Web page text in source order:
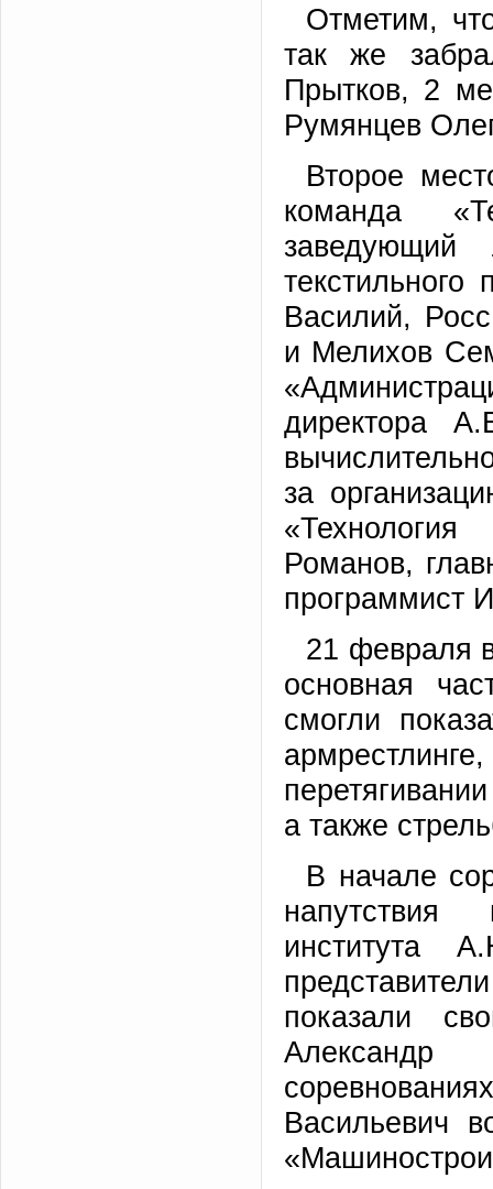
Отметим,
так же
Прытков, 2
Румянцев
Второе
команда
заведующий
Василий,
и Мелихов
директора
за
Романов,
программист
21 февраля
основная
смогли
а также
В начале
напутствия
института
показали
Васильевич